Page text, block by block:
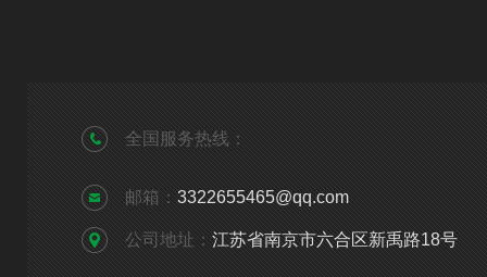
全国服务热线：
邮箱： 3322655465@qq.com
公司地址： 江苏省南京市六合区新禹路18号